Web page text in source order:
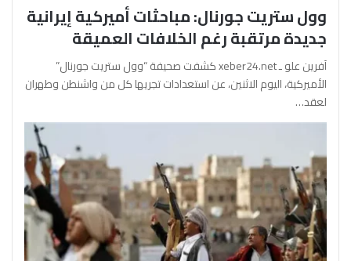
وول ستريت جورنال: مباحثات أميركية إيرانية
جديدة مرتقبة رغم الخلافات العميقة
آفرين علو ـ xeber24.net كشفت صحيفة “وول ستريت جورنال”
الأميركية، اليوم الاثنين، عن استعدادات تجريها كل من واشنطن وطهران
لعقد…